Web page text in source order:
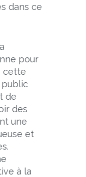
dans ce
pour
cette
public
de
des
une
et
à la